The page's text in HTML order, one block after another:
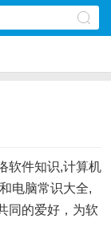
软件知识,计算机
电脑常识大全,
同的爱好，为软